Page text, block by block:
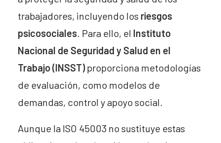
trabajadores, incluyendo los riesgos
psicosociales. Para ello, el Instituto
Nacional de Seguridad y Salud en el
Trabajo (INSST)proporciona metodologías
de evaluación, como modelos de
demandas, control y apoyo social.
Aunque la ISO 45003 no sustituye estas